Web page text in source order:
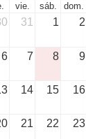
vie. sáb. dom.
31 1 2
6 7 8 9
14 15 16
21 22 23